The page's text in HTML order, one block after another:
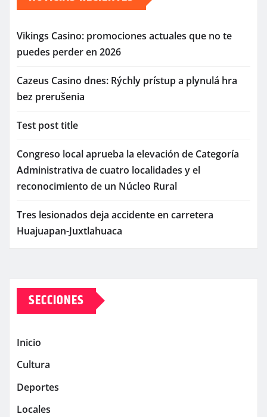
Vikings Casino: promociones actuales que no te
puedes perder en 2026
Cazeus Casino dnes: Rýchly prístup a plynulá hra
bez prerušenia
Test post title
Congreso local aprueba la elevación de Categoría
Administrativa de cuatro localidades y el
reconocimiento de un Núcleo Rural
Tres lesionados deja accidente en carretera
Huajuapan-Juxtlahuaca
SECCIONES
Inicio
Cultura
Deportes
Locales